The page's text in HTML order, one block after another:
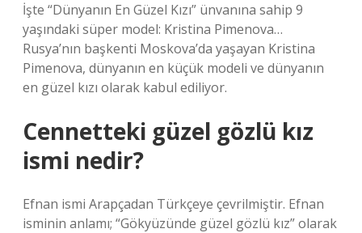
İşte “Dünyanın En Güzel Kızı” ünvanına sahip 9
yaşındaki süper model: Kristina Pimenova…
Rusya’nın başkenti Moskova’da yaşayan Kristina
Pimenova, dünyanın en küçük modeli ve dünyanın
en güzel kızı olarak kabul ediliyor.
Cennetteki güzel gözlü kız
ismi nedir?
Efnan ismi Arapçadan Türkçeye çevrilmiştir. Efnan
isminin anlamı; “Gökyüzünde güzel gözlü kız” olarak